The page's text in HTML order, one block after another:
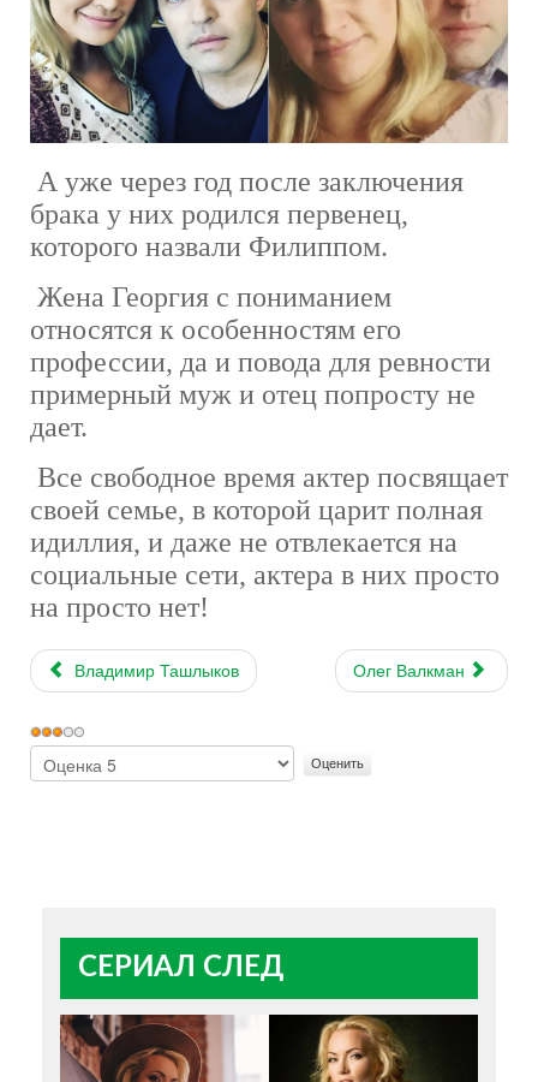
А уже через год после заключения
брака у них родился первенец,
которого назвали Филиппом.
Жена Георгия с пониманием
относятся к особенностям его
профессии, да и повода для ревности
примерный муж и отец попросту не
дает.
Все свободное время актер посвящает
своей семье, в которой царит полная
идиллия, и даже не отвлекается на
социальные сети, актера в них просто
на просто нет!
Владимир Ташлыков Олег Валкман
Рейтинг:
Пожалуйста,
СЕРИАЛ СЛЕД